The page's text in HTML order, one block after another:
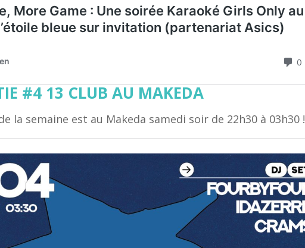
#4 13 CLUB AU MAKEDA
la semaine est au Makeda samedi soir de 22h30 à 03h30 !